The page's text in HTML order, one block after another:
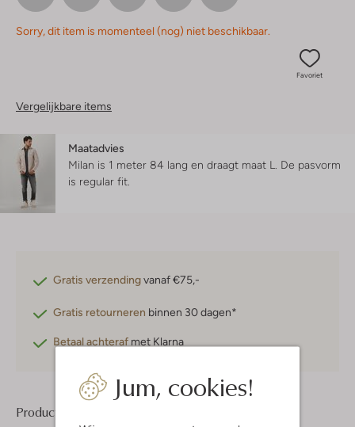
Jum, cookies!
Sorry, dit item is momenteel (nog) niet beschikbaar.
Favoriet
Vergelijkbare items
Maatadvies
Milan is 1 meter 84 lang en draagt maat L. De pasvorm
is regular fit
Gratis verzendingvanaf €75,-
Gratis retourneren binnen 30 dagen*
Betaal achteraf met Klarna
Product informatie